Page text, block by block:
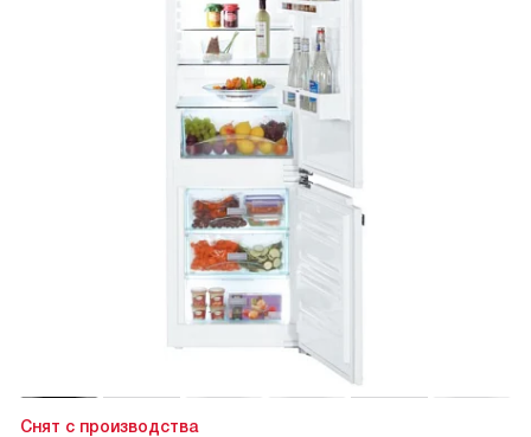
Снят с производства